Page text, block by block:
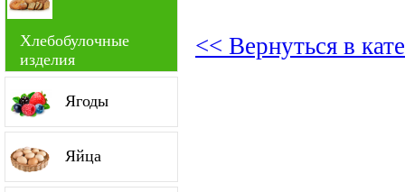
Хлебобулочные
изделия
Ягоды
Яйца
<< Вернуться в